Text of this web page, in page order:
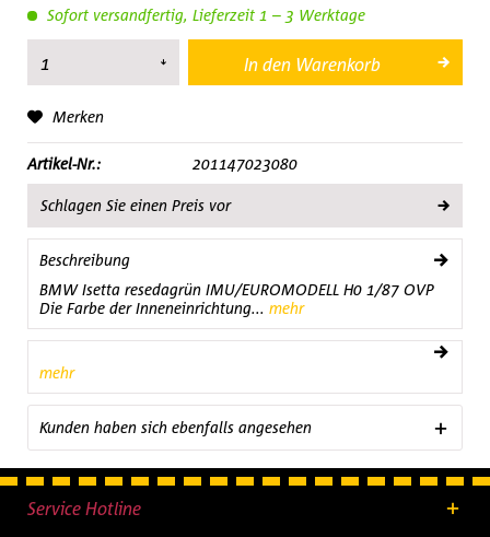
Sofort versandfertig, Lieferzeit 1 – 3 Werktage
In den Warenkorb
Merken
Artikel-Nr.: 201147023080
Schlagen Sie einen Preis vor
Beschreibung
BMW Isetta resedagrün IMU/EUROMODELL H0 1/87 OVP
Die Farbe der Inneneinrichtung... mehr
mehr
Kunden haben sich ebenfalls angesehen
Service Hotline